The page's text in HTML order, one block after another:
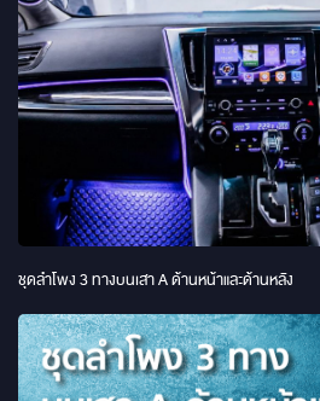
ชุดลำโพง 3 ทางบนเสา A ด้านหน้าและด้านหลัง